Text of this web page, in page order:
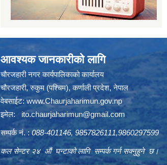
आवश्यक जानकारीको लागि
चौरजहारी नगर कार्यपालिकाको कार्यालय
चौरजहारी, रुकुम (पश्चिम), कर्णाली प्रदेश, नेपाल
वेबसाईट:www.Chaurjaharimun.gov.np
इमेल: ito.chaurjaharimun@gmail.com
सम्पर्क नं. : 088-401146, 9857826111,9860297599
कल सेन्टर २४ औं घन्टाको लागि सम्पर्क गर्न सक्नुहुने छ।